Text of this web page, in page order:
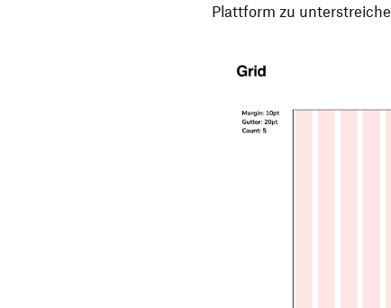
Plattform zu